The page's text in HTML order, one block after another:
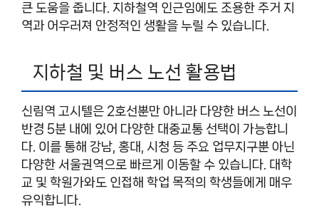
큰 도움을 줍니다. 지하철역 인근임에도 조용한 주거 지
역과 어우러져 안정적인 생활을 누릴 수 있습니다.
지하철 및 버스 노선 활용법
신림역 고시텔은 2호선뿐만 아니라 다양한 버스 노선이
반경 5분 내에 있어 다양한 대중교통 선택이 가능합니
다. 이를 통해 강남, 홍대, 시청 등 주요 업무지구뿐 아닌
다양한 서울권역으로 빠르게 이동할 수 있습니다. 대학
교 및 학원가와도 인접해 학업 목적의 학생들에게 매우
유익합니다.